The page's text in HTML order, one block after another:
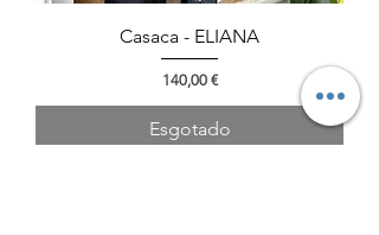
Casaca - ELIANA
Preço
140,00 €
Esgotado